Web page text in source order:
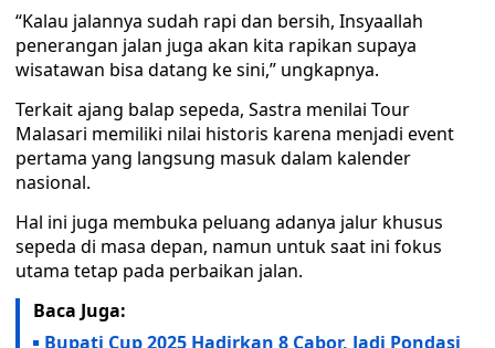
“Kalau jalannya sudah rapi dan bersih, Insyaallah
penerangan jalan juga akan kita rapikan supaya
wisatawan bisa datang ke sini,” ungkapnya.
Terkait ajang balap sepeda, Sastra menilai Tour
Malasari memiliki nilai historis karena menjadi event
pertama yang langsung masuk dalam kalender
nasional.
Hal ini juga membuka peluang adanya jalur khusus
sepeda di masa depan, namun untuk saat ini fokus
utama tetap pada perbaikan jalan.
Baca Juga:
Bupati Cup 2025 Hadirkan 8 Cabor, Jadi Pondasi